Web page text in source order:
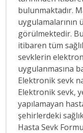
bulunmaktadır.
uygulamalarının
görülmektedir.
itibaren tüm
sevklerin
uygulanmasına
Elektronik sevk
Elektronik sevk,
yapılamayan
şehirlerdeki
Hasta Sevk